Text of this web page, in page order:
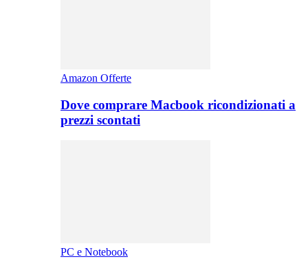
Amazon Offerte
Dove comprare Macbook ricondizionati a
prezzi scontati
PC e Notebook